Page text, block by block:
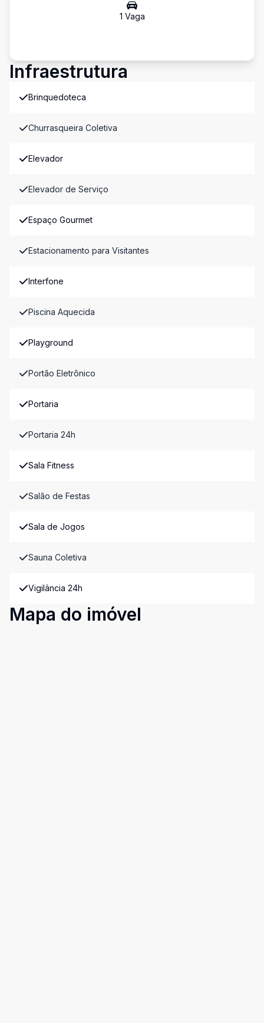
1 Vaga
Infraestrutura
Brinquedoteca
Churrasqueira Coletiva
Elevador
Elevador de Serviço
Espaço Gourmet
Estacionamento para Visitantes
Interfone
Piscina Aquecida
Playground
Portão Eletrônico
Portaria
Portaria 24h
Sala Fitness
Salão de Festas
Sala de Jogos
Sauna Coletiva
Vigilância 24h
Mapa do imóvel